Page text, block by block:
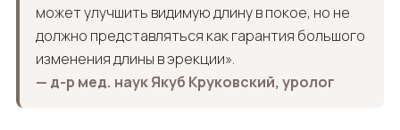
может улучшить видимую длину в покое, но не
должно представляться как гарантия большого
изменения длины в эрекции».
— д-р мед. наук Якуб Круковский, уролог